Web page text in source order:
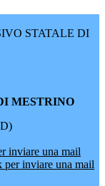
STATALE DI
MESTRINO
inviare una mail
per inviare una mail